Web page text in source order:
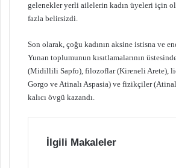
gelenekler yerli ailelerin kadın üyeleri için
fazla belirsizdi.
Son olarak, çoğu kadının aksine istisna ve
Yunan toplumunun kısıtlamalarının
(Midillili Sapfo), filozoflar (Kireneli Arete),
Gorgo ve Atinalı Aspasia) ve fizikçiler
kalıcı övgü kazandı.
İlgili Makaleler